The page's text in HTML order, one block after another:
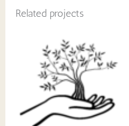
Related projects